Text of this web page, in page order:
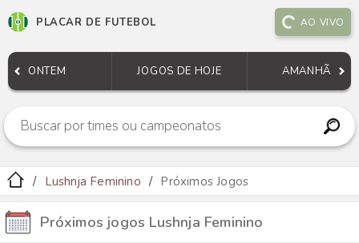
PLACAR DE FUTEBOL AO VIVO
ONTEM JOGOS DE HOJE AMANHÃ
Lushnja Feminino Próximos Jogos
Próximos jogos Lushnja Feminino